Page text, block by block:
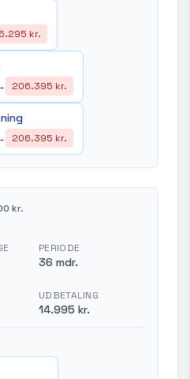
5.295 kr.
206.395 kr.
206.395 kr.
kr.
PERIODE
36 mdr.
UDBETALING
14.995 kr.